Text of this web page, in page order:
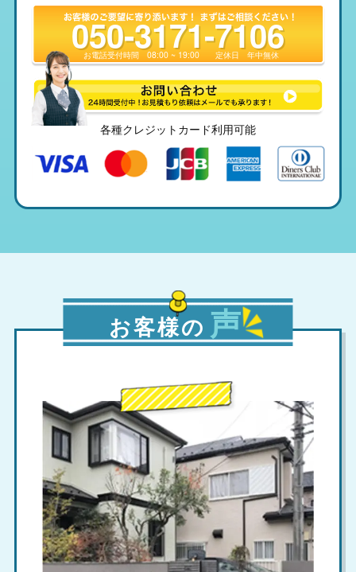
050-3171-7106
お電話受付時間08:00 ~ 19:00 定休日年中無休
各種クレジットカード利用可能
お客様の 声